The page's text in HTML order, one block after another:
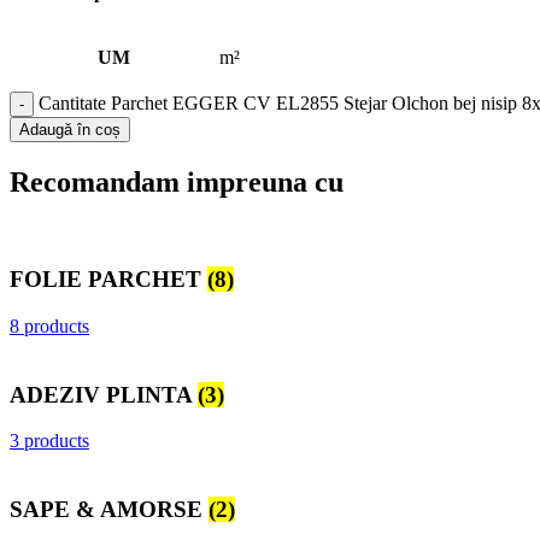
UM m²
Cantitate Parchet EGGER CV EL2855 Stejar Olchon bej nisip
Adaugă în coș
Recomandam impreuna cu
FOLIE PARCHET (8)
8 products
ADEZIV PLINTA (3)
3 products
SAPE & AMORSE (2)